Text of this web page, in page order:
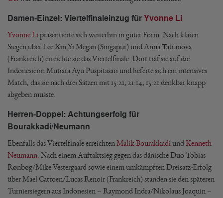
Damen-Einzel: Viertelfinaleinzug fürYvonne Li
Yvonne Li präsentierte sich weiterhin in guter Form. Nach klaren
Siegen über Lee Xin Yi Megan (Singapur) und Anna Tatranova
(Frankreich) erreichte sie das Viertelfinale. Dort traf sie auf die
Indonesierin Mutiara Ayu Puspitasari und lieferte sich ein intensives
Match, das sie nach drei Sätzen mit 15:21, 21:14, 15:21 denkbar knapp
abgeben musste.
Herren-Doppel: Achtungserfolg für
Bourakkadi/Neumann
Ebenfalls das Viertelfinale erreichten Malik Bourakkadi undKenneth
Neumann . Nach einem Auftaktsieg gegen das dänische Duo Tobias
Rønbøg/Mike Vestergaard sowie einem umkämpften Dreisatz-Erfolg
über Mael Cattoen/Lucas Renoir (Frankreich) standen sie den späteren
Turniersiegern aus Indonesien – Raymond Indra/Nikolaus Joaquin –